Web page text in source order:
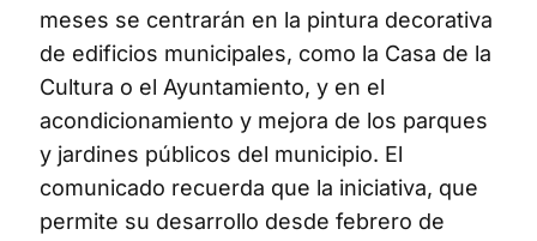
meses se centrarán en la pintura decorativa
de edificios municipales, como la Casa de la
Cultura o el Ayuntamiento, y en el
acondicionamiento y mejora de los parques
y jardines públicos del municipio. El
comunicado recuerda que la iniciativa, que
permite su desarrollo desde febrero de